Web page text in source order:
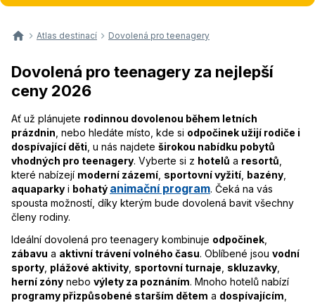
Atlas destinací Dovolená pro teenagery
Dovolená pro teenagery za nejlepší
ceny 2026
Ať už plánujete rodinnou dovolenou během letních
prázdnin , nebo hledáte místo, kde si odpočinek užijí rodiče i
dospívající děti , u nás najdete širokou nabídku pobytů
vhodných pro teenagery. Vyberte si z hotelů a resortů
které nabízejí moderní zázemí sportovní vyžití bazény
aquaparky i bohatý animační program. Čeká na vás
spousta možností, díky kterým bude dovolená bavit všechny
členy rodiny.
Ideální dovolená pro teenagery kombinuje odpočinek
zábavu a aktivní trávení volného času. Oblíbené jsou vodní
sporty plážové aktivity sportovní turnaje skluzavky
herní zóny nebo výlety za poznáním. Mnoho hotelů nabízí
programy přizpůsobené starším dětem a dospívajícím